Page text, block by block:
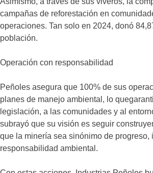
campañas de reforestación en
operaciones. Tan solo en 2024, donó
población.
Operación con responsabilidad
Peñoles asegura que 100% de sus
planes de manejo ambiental, lo
legislación, a las comunidades y al
subrayó que su visión es seguir
que la minería sea sinónimo de progreso,
responsabilidad ambiental.